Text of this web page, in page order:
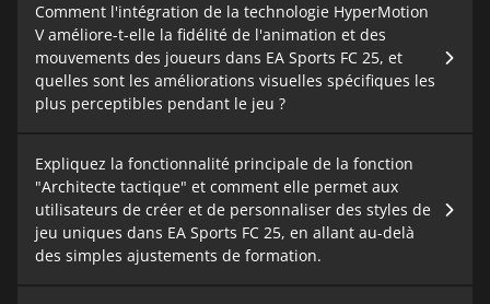
Comment l'intégration de la technologie HyperMotion
V améliore-t-elle la fidélité de l'animation et des
mouvements des joueurs dans EA Sports FC 25, et
quelles sont les améliorations visuelles spécifiques les
plus perceptibles pendant le jeu ?
Expliquez la fonctionnalité principale de la fonction
"Architecte tactique" et comment elle permet aux
utilisateurs de créer et de personnaliser des styles de
jeu uniques dans EA Sports FC 25, en allant au-delà
des simples ajustements de formation.